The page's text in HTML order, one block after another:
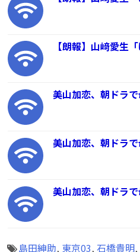
【朗報】山﨑愛生
美山加恋、朝ドラ
美山加恋、朝ドラ
美山加恋、朝ドラ
島田紳助, 東京03, 石橋貴明,